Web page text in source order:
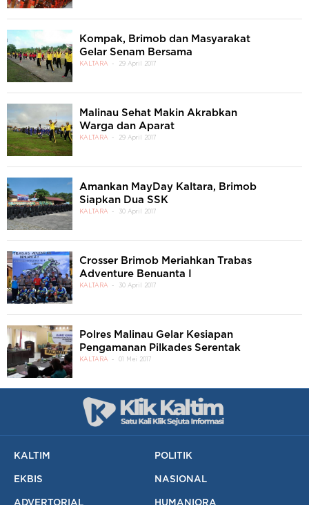
Kompak, Brimob dan Masyarakat
Gelar Senam Bersama
KALTARA 29 April 2017
Malinau Sehat Makin Akrabkan
Warga dan Aparat
KALTARA 29 April 2017
Amankan MayDay Kaltara, Brimob
Siapkan Dua SSK
KALTARA 30 April 2017
Crosser Brimob Meriahkan Trabas
Adventure Benuanta I
KALTARA 30 April 2017
Polres Malinau Gelar Kesiapan
Pengamanan Pilkades Serentak
KALTARA 01 Mei 2017
KALTIM POLITIK
EKBIS NASIONAL
ADVERTORIAL HUMANIORA